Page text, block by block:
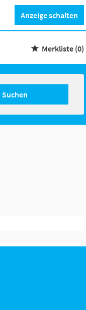
Anzeige schalten
Merkliste (0)
Suchen